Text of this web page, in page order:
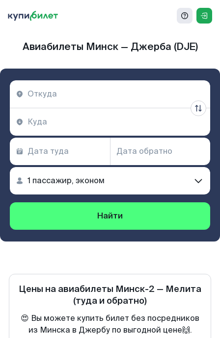
Авиабилеты Минск — Джерба (DJE)
Найти
Цены на авиабилеты Минск-2 — Мелита
(туда и обратно)
😍 Вы можете купить билет без посредников
из Минска в Джербу по выгодной цене🙌.